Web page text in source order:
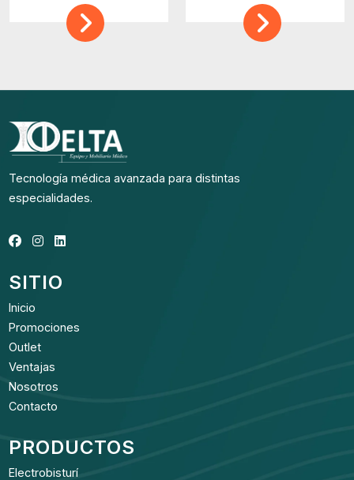
Tecnología médica avanzada para distintas
especialidades.
SITIO
Inicio
Promociones
Outlet
Ventajas
Nosotros
Contacto
PRODUCTOS
Electrobisturí